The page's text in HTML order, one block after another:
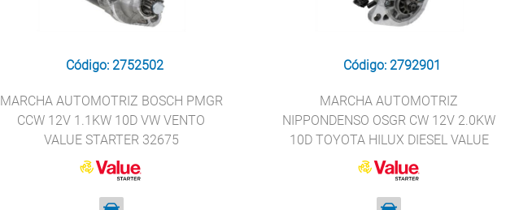
Código: 2752502
MARCHA AUTOMOTRIZ BOSCH PMGR
CCW 12V 1.1KW 10D VW VENTO
VALUE STARTER 32675
Código: 2792901
MARCHA AUTOMOTRIZ
NIPPONDENSO OSGR CW 12V 2.0KW
10D TOYOTA HILUX DIESEL VALUE
STARTER 32415